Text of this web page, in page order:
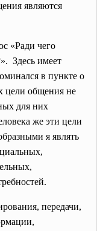
являются
«Ради чего
Здесь имеет
в пункте о
цели общения не
для них
же эти цели
я являть
передачи,